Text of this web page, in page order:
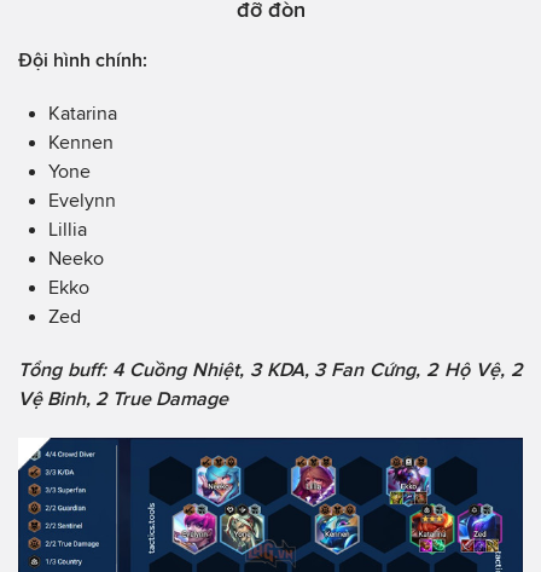
đỡ đòn
Đội hình chính:
Katarina
Kennen
Yone
Evelynn
Lillia
Neeko
Ekko
Zed
Tổng buff: 4 Cuồng Nhiệt, 3 KDA, 3 Fan Cứng, 2 Hộ Vệ, 2
Vệ Binh, 2 True Damage